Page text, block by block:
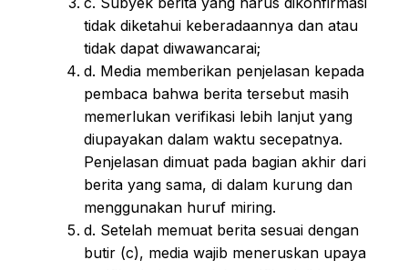
tidak diketahui keberadaannya dan atau
tidak dapat diwawancarai;
d. Media memberikan penjelasan kepada
pembaca bahwa berita tersebut masih
memerlukan verifikasi lebih lanjut yang
diupayakan dalam waktu secepatnya.
Penjelasan dimuat pada bagian akhir dari
berita yang sama, di dalam kurung dan
menggunakan huruf miring.
d. Setelah memuat berita sesuai dengan
butir (c), media wajib meneruskan upaya